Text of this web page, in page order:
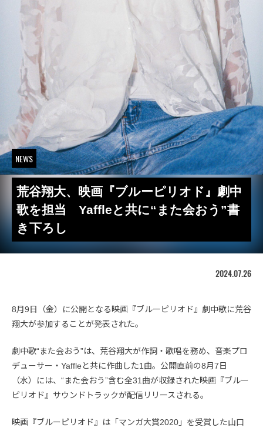
NEWS
荒谷翔大、映画『ブルーピリオド』劇中
歌を担当 Yaffleと共に“また会おう”書
き下ろし
2024.07.26
8月9日（金）に公開となる映画『ブルーピリオド』劇中歌に荒谷
翔大が参加することが発表された。
劇中歌“また会おう”は、荒谷翔大が作詞・歌唱を務め、音楽プロ
デューサー・Yaffleと共に作曲した1曲。公開直前の8月7日
（水）には、“また会おう”含む全31曲が収録された映画『ブルー
ピリオド』サウンドトラックが配信リリースされる。
映画『ブルーピリオド』は「マンガ大賞2020」を受賞した山口